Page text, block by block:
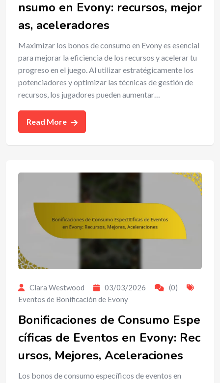
nsumo en Evony: recursos, mejor
as, aceleradores
Maximizar los bonos de consumo en Evony es esencial
para mejorar la eficiencia de los recursos y acelerar tu
progreso en el juego. Al utilizar estratégicamente los
potenciadores y optimizar las técnicas de gestión de
recursos, los jugadores pueden aumentar…
Read More
Clara Westwood 03/03/2026
(0)
Eventos de Bonificación de Evony
Bonificaciones de Consumo Espe
cíficas de Eventos en Evony: Rec
ursos, Mejores, Aceleraciones
Los bonos de consumo específicos de eventos en